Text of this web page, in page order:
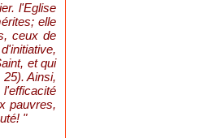
l'Eglise
elle
ceux de
et qui
Ainsi,
pauvres,
"